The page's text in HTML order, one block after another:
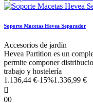
Soporte Macetas Hevea Separador
Accesorios de jardín
Hevea Partition es un
permite componer
trabajo y hostelería
1.136,44 €-15%1.336,99 €

00